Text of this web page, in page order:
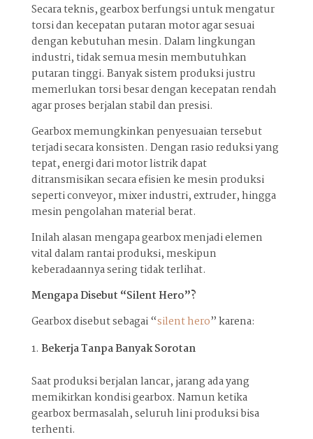
Secara teknis, gearbox berfungsi untuk mengatur
torsi dan kecepatan putaran motor agar sesuai
dengan kebutuhan mesin. Dalam lingkungan
industri, tidak semua mesin membutuhkan
putaran tinggi. Banyak sistem produksi justru
memerlukan torsi besar dengan kecepatan rendah
agar proses berjalan stabil dan presisi.
Gearbox memungkinkan penyesuaian tersebut
terjadi secara konsisten. Dengan rasio reduksi yang
tepat, energi dari motor listrik dapat
ditransmisikan secara efisien ke mesin produksi
seperti conveyor, mixer industri, extruder, hingga
mesin pengolahan material berat.
Inilah alasan mengapa gearbox menjadi elemen
vital dalam rantai produksi, meskipun
keberadaannya sering tidak terlihat.
Mengapa Disebut “Silent Hero”?
Gearbox disebut sebagai “silent hero” karena:
Bekerja Tanpa Banyak Sorotan
Saat produksi berjalan lancar, jarang ada yang
memikirkan kondisi gearbox. Namun ketika
gearbox bermasalah, seluruh lini produksi bisa
terhenti.